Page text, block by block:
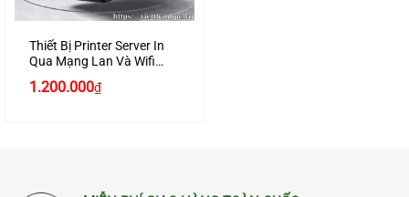
Thiết Bị Printer Server In
Qua Mạng Lan Và Wifi
UGREEN 10941 (TCP/IP
RAW)
Giá
1.200.000₫Giá
hiện